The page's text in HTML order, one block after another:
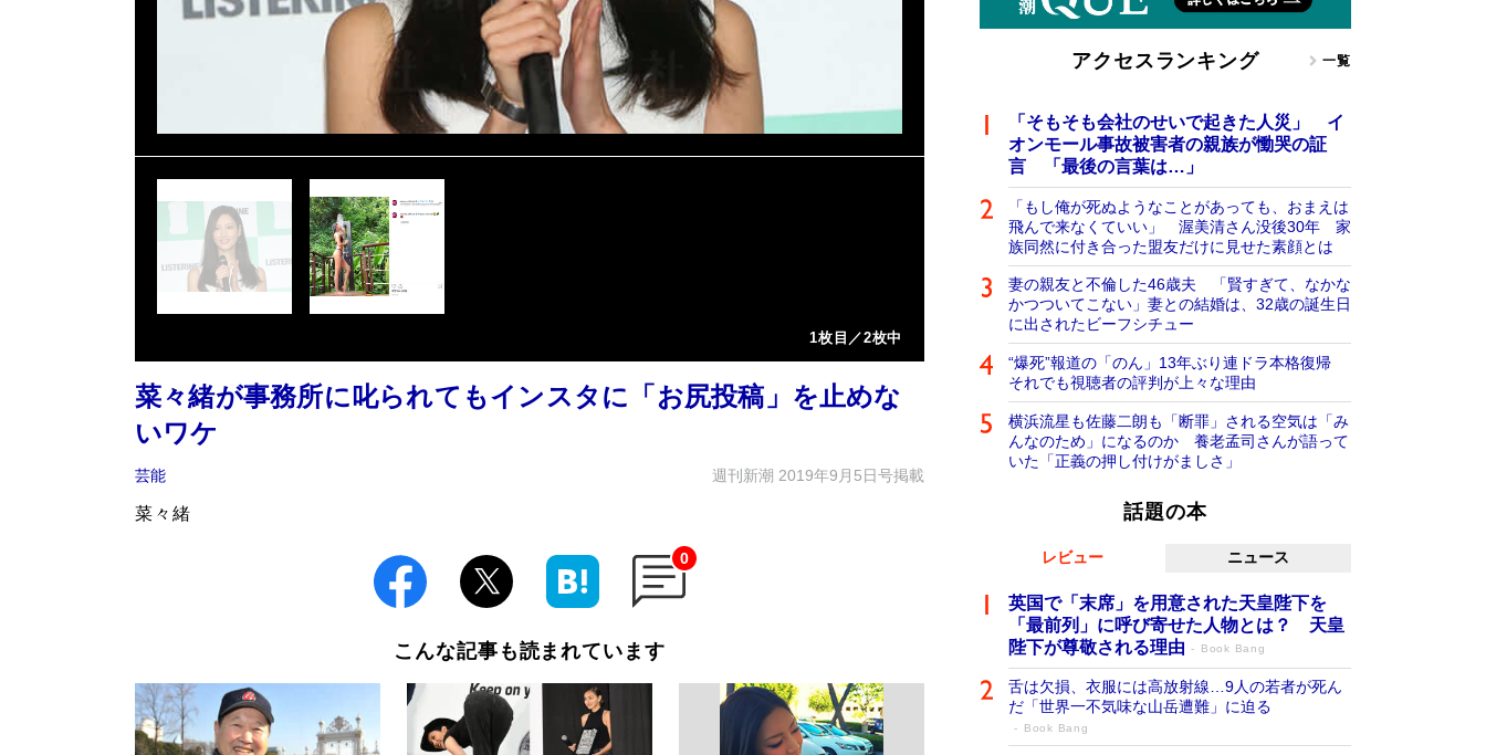
1枚目／2枚中
菜々緒が事務所に叱られてもインスタに「お尻投稿」を止めな
いワケ
芸能 週刊新潮 2019年9月5日号掲載
菜々緒
0
こんな記事も読まれています
アクセスランキング 一覧
「そもそも会社のせいで起きた人災」 イ
オンモール事故被害者の親族が慟哭の証
言 「最後の言葉は…」
「もし俺が死ぬようなことがあっても、おまえは
飛んで来なくていい」 渥美清さん没後30年 家
族同然に付き合った盟友だけに見せた素顔とは
妻の親友と不倫した46歳夫 「賢すぎて、なかな
かつついてこない」妻との結婚は、32歳の誕生日
に出されたビーフシチュー
“爆死”報道の「のん」13年ぶり連ドラ本格復帰
それでも視聴者の評判が上々な理由
横浜流星も佐藤二朗も「断罪」される空気は「み
んなのため」になるのか 養老孟司さんが語って
いた「正義の押し付けがましさ」
話題の本
レビュー ニュース
英国で「末席」を用意された天皇陛下を
「最前列」に呼び寄せた人物とは？ 天皇
陛下が尊敬される理由
Book Bang
舌は欠損、衣服には高放射線…9人の若者が死ん
だ「世界一不気味な山岳遭難」に迫る
Book Bang